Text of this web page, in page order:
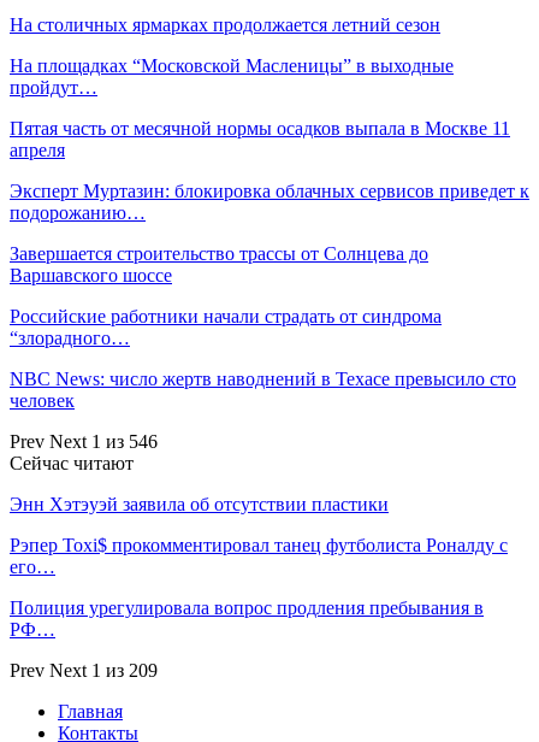
На столичных ярмарках продолжается летний сезон
На площадках “Московской Масленицы” в выходные
пройдут…
Пятая часть от месячной нормы осадков выпала в Москве 11
апреля
Эксперт Муртазин: блокировка облачных сервисов приведет к
подорожанию…
Завершается строительство трассы от Солнцева до
Варшавского шоссе
Российские работники начали страдать от синдрома
“злорадного…
NBC News: число жертв наводнений в Техасе превысило сто
человек
Prev Next 1 из 546
Сейчас читают
Энн Хэтэуэй заявила об отсутствии пластики
Рэпер Toxi$ прокомментировал танец футболиста Роналду с
его…
Полиция урегулировала вопрос продления пребывания в
РФ…
Prev Next 1 из 209
Главная
Контакты